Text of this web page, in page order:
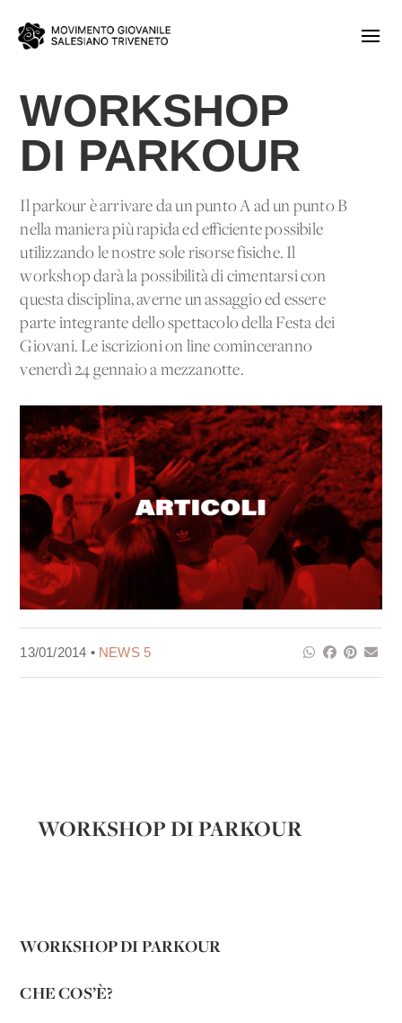
WORKSHOP
DI PARKOUR
Il parkour è arrivare da un punto A ad un punto B
nella maniera più rapida ed efficiente possibile
utilizzando le nostre sole risorse fisiche. Il
workshop darà la possibilità di cimentarsi con
questa disciplina, averne un assaggio ed essere
parte integrante dello spettacolo della Festa dei
Giovani. Le iscrizioni on line cominceranno
venerdì 24 gennaio a mezzanotte.
13/01/2014 • NEWS 5
WORKSHOP DI PARKOUR
WORKSHOP DI PARKOUR
CHE COS’È?